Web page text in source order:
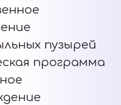
пузырей
программа